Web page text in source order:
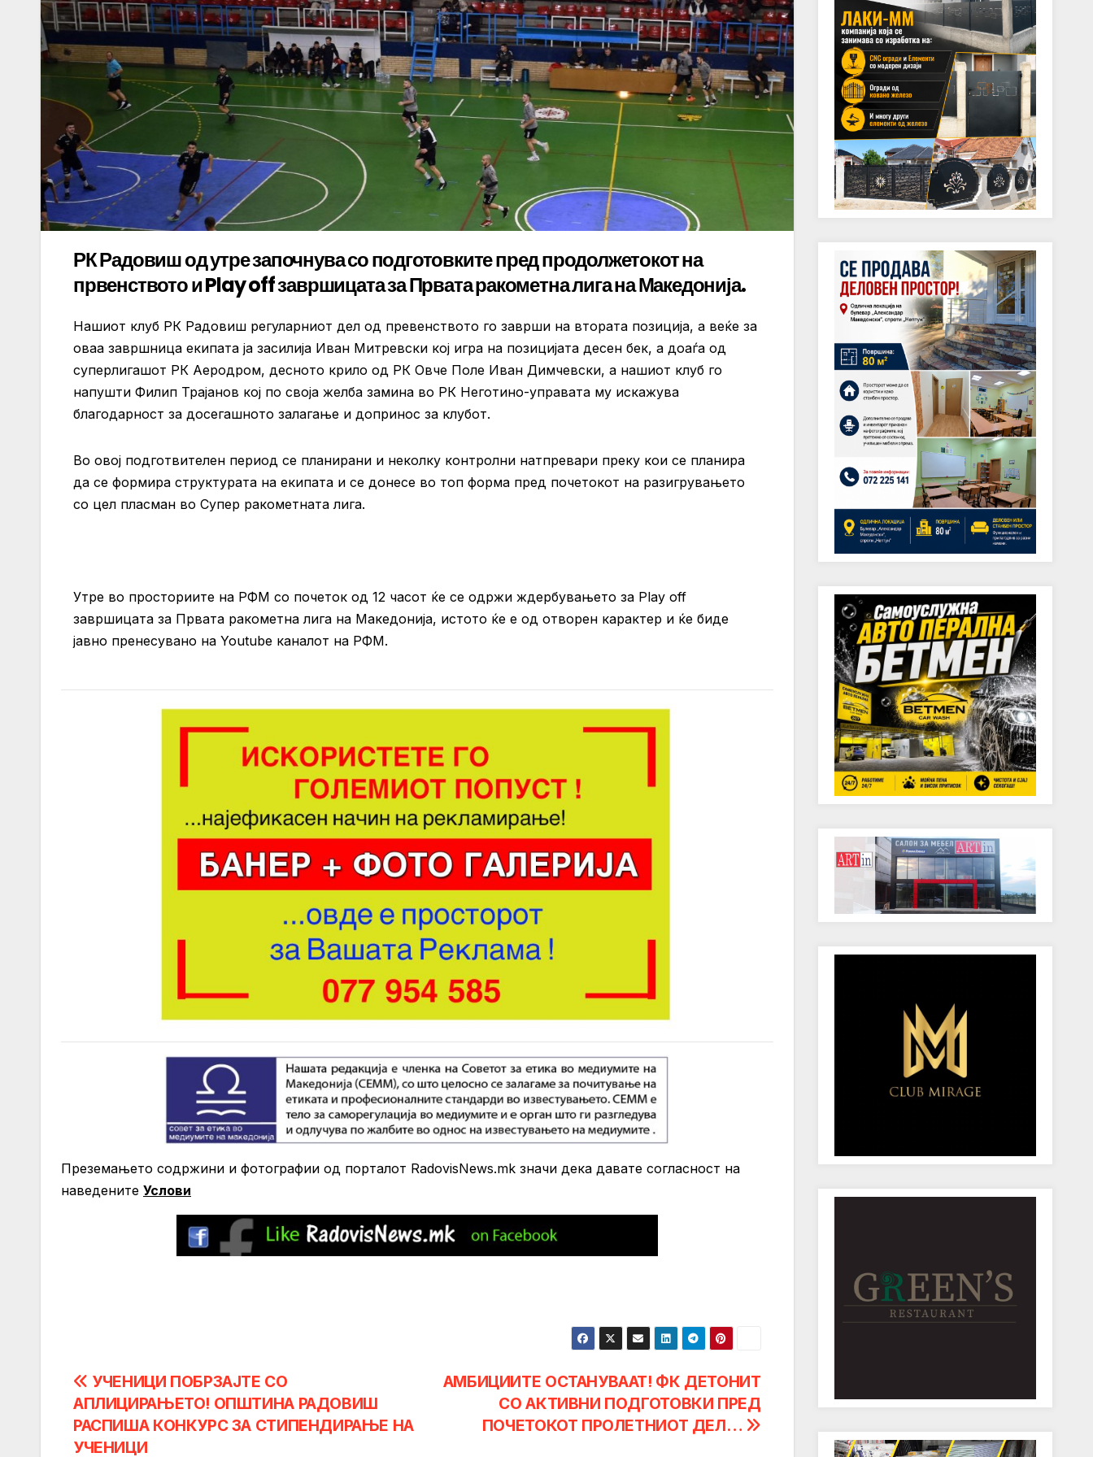
РК Радовиш од утре започнува со подготовките пред продолжетокот на
првенството и Play off завршицата за Првата ракометна лига на Македонија.
Нашиот клуб РК Радовиш регуларниот дел од превенството го заврши на втората позиција, а веќе за
оваа завршница екипата ја засилија Иван Митревски кој игра на позицијата десен бек, а доаѓа од
суперлигашот РК Аеродром, десното крило од РК Овче Поле Иван Димчевски, а нашиот клуб го
напушти Филип Трајанов кој по своја желба замина во РК Неготино-управата му искажува
благодарност за досегашното залагање и допринос за клубот.
Во овој подготвителен период се планирани и неколку контролни натпревари преку кои се планира
да се формира структурата на екипата и се донесе во топ форма пред почетокот на разигрувањето
со цел пласман во Супер ракометната лига.
Утре во просториите на РФМ со почеток од 12 часот ќе се одржи ждербувањето за Play off
завршицата за Првата ракометна лига на Македонија, истото ќе е од отворен карактер и ќе биде
јавно пренесувано на Youtube каналот на РФМ.
Преземањето содржини и фотографии од порталот RadovisNews.mk значи дека давате согласност на
нaведените Услови
Post
navigation
АМБИЦИИТЕ ОСТАНУВААТ! ФК ДЕТОНИТ
СО АКТИВНИ ПОДГОТОВКИ ПРЕД
ПОЧЕТОКОТ ПРОЛЕТНИОТ ДЕЛ…
УЧЕНИЦИ ПОБРЗАЈТЕ СО
АПЛИЦИРАЊЕТО! ОПШТИНА РАДОВИШ
РАСПИШA КОНКУРС ЗА СТИПЕНДИРАЊЕ НА
УЧЕНИЦИ